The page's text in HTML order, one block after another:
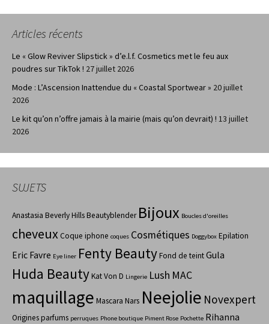
Articles récents
Le « Glow Reviver Slipstick » d’e.l.f. Cosmetics met le feu aux
poudres sur TikTok ! 27 juillet 2026
Mode : L’Ascension Inattendue du « Coastal Sportwear » 20 juillet
2026
Le kit qu’on n’offre jamais à la mairie (mais qu’on devrait) ! 13 juillet
2026
SUJETS
Anastasia Beverly HillsBeautyblender Bijoux Boucles d'oreilles
cheveuxCoque iphone coques Cosmétiques Doggybox Epilation
Eric Favre Eye liner Fenty BeautyFond de teintGula
Huda BeautyKat Von D Lingerie Lush MAC
maquillage Mascara Nars Neejolie Novexpert
Origines parfums perruques Phone boutique Piment Rose Pochette Rihanna